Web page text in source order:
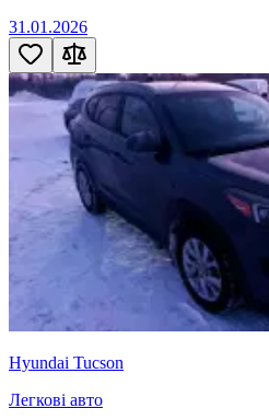
31.01.2026
Hyundai Tucson
Легкові авто